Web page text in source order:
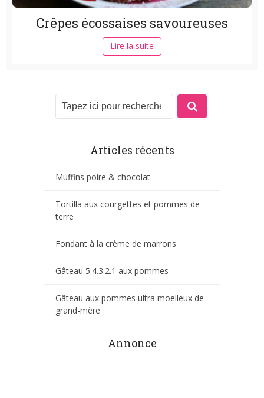
Crêpes écossaises savoureuses
Lire la suite
Articles récents
Muffins poire & chocolat
Tortilla aux courgettes et pommes de
terre
Fondant à la crème de marrons
Gâteau 5.4.3.2.1 aux pommes
Gâteau aux pommes ultra moelleux de
grand-mère
Annonce